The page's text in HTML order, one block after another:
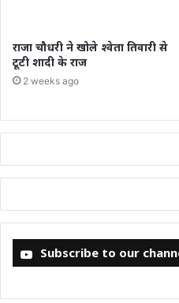
राजा चौधरी ने खोले श्वेता तिवारी से
टूटी शादी के राज
2 weeks ago
Subscribe to our